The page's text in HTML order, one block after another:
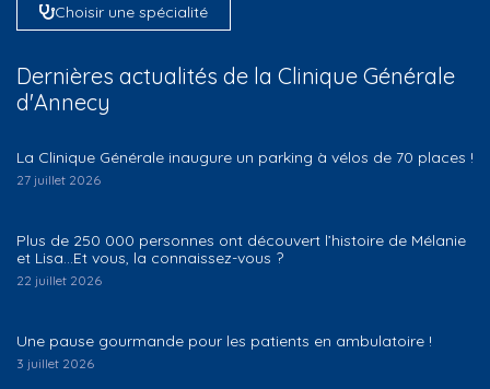
Choisir une spécialité
Dernières actualités de la Clinique Générale
d'Annecy
La Clinique Générale inaugure un parking à vélos de 70 places !
27 juillet 2026
Plus de 250 000 personnes ont découvert l’histoire de Mélanie
et Lisa…Et vous, la connaissez-vous ?
22 juillet 2026
Une pause gourmande pour les patients en ambulatoire !
3 juillet 2026